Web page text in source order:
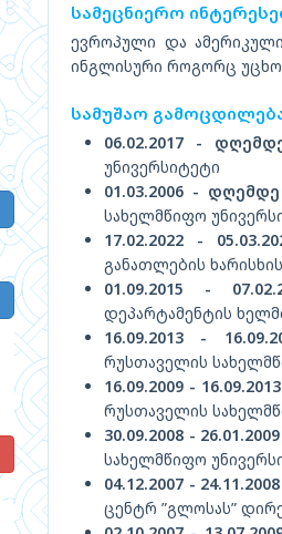
სამეცნიერო
ევროპული და
ინგლისური როგორც უცხო
სამუშაო
06.02.2017 -
უნივერსიტეტი
01.03.2006 - დღემდე
სახელმწიფო
17.02.2022 -
განათლების
01.09.2015 -
დეპარტამენტის
16.09.2013 -
რუსთაველის
16.09.2009 - 16.09.2013
რუსთაველის
30.09.2008 - 26.01.2009
სახელმწიფო
04.12.2007 - 24.11.2008
ცენტრ ”გლოსას”